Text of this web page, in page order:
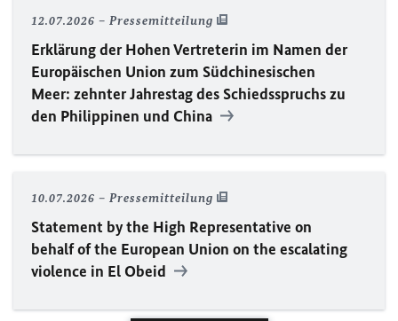
12.07.2026 Pressemitteilung
Erklärung der Hohen Vertreterin im Namen der
Europäischen Union zum Südchinesischen
Meer: zehnter Jahrestag des Schiedsspruchs zu
den Philippinen und China
10.07.2026 Pressemitteilung
Statement by the High Representative on
behalf of the European Union on the escalating
violence in El Obeid